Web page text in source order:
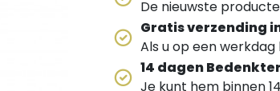
De nieuwste
Gratis verzending
Als u op een
14 dagen
Je kunt hem binnen